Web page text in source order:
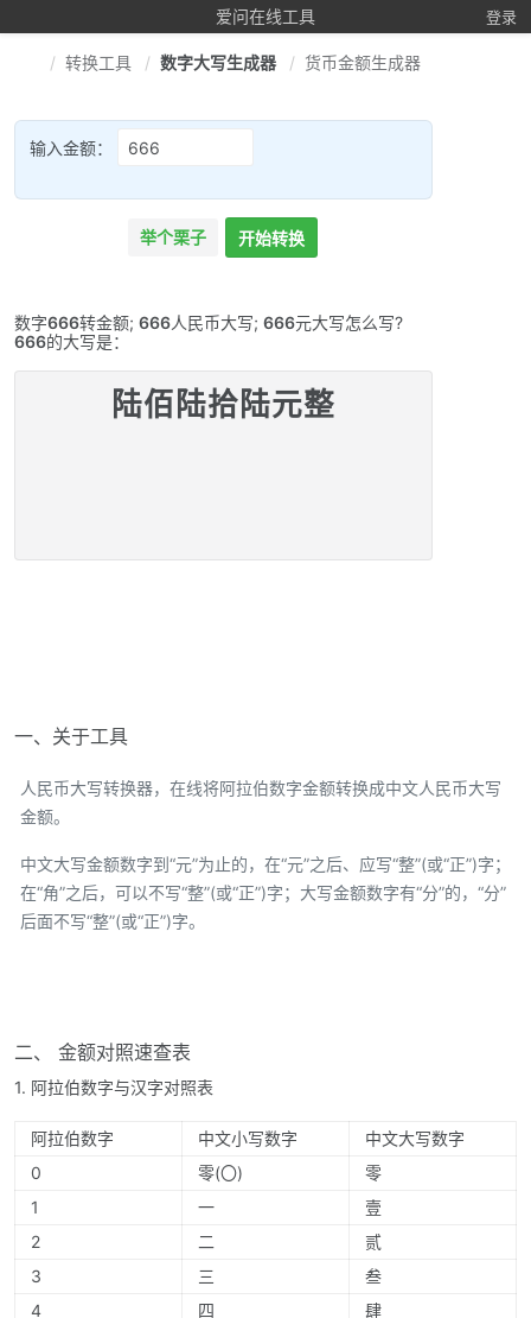
爱问在线工具 登录
转换工具 数字大写生成器 货币金额生成器
输入金额：
举个栗子 开始转换
数字666转金额; 666人民币大写; 666元大写怎么写?
666的大写是：
陆佰陆拾陆元整
一、关于工具
人民币大写转换器，在线将阿拉伯数字金额转换成中文人民币大写
金额。
中文大写金额数字到“元”为止的，在“元”之后、应写“整”(或“正”)字；
在“角”之后，可以不写“整”(或“正”)字；大写金额数字有“分”的，“分”
后面不写“整”(或“正”)字。
二、 金额对照速查表
1. 阿拉伯数字与汉字对照表
阿拉伯数字 中文小写数字
中文大写数字
0
零(〇)
零
1
一
壹
2
二
贰
3
三
叁
4
四
肆